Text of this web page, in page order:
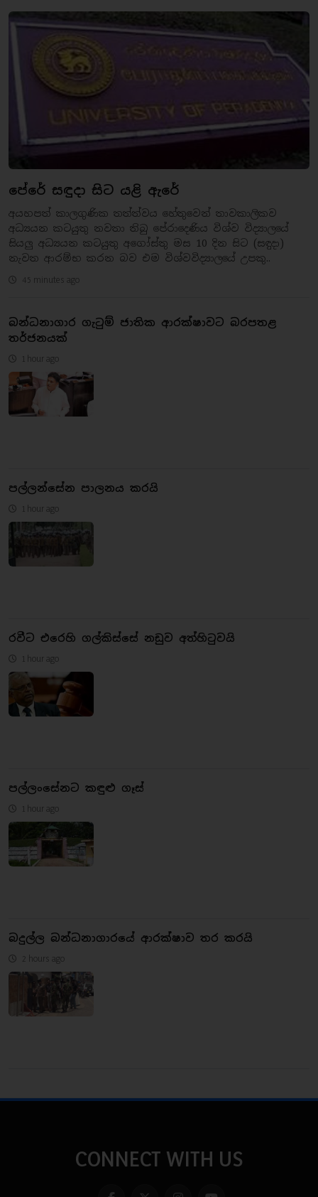
පේරේ සඳුදා සිට යළි ඇරේ
අයහපත් කාලගුණික තත්ත්වය හේතුවෙන් තාවකාලිකව
අධ්‍යයන කටයුතු නවතා තිබු පේරාදෙණිය විශ්ව විද්‍යාලයේ
සියලු අධ්‍යයන කටයුතු අගෝස්තු මස 10 දින සිට (සඳුදා)
නැවත ආරම්භ කරන බව එම විශ්වවිද්‍යාලයේ උපකු..
45 minutes ago
බන්ධනාගාර ගැටුම් ජාතික ආරක්ෂාවට බරපතළ
තර්ජනයක්
1 hour ago
පල්ලන්සේන පාලනය කරයි
1 hour ago
රවීට එරෙහි ගල්කිස්සේ නඩුව අත්හිටුවයි
1 hour ago
පල්ලංසේනට කඳුළු ගෑස්
1 hour ago
බදුල්ල බන්ධනාගාරයේ ආරක්ෂාව තර කරයි
2 hours ago
CONNECT WITH US